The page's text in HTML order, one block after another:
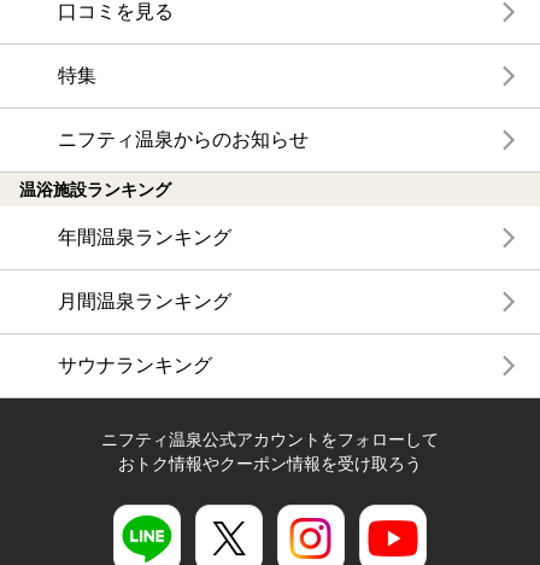
口コミを見る
特集
ニフティ温泉からのお知らせ
温浴施設ランキング
年間温泉ランキング
月間温泉ランキング
サウナランキング
ニフティ温泉公式アカウントをフォローして
おトク情報やクーポン情報を受け取ろう